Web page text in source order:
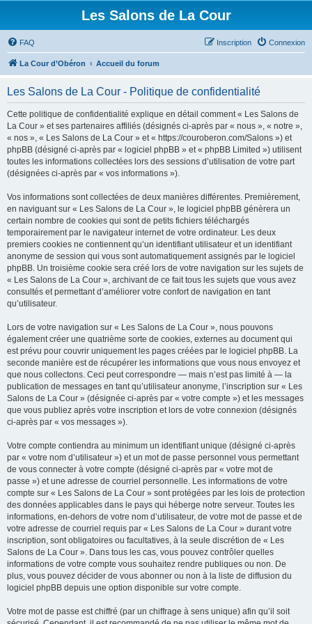
Les Salons de La Cour
FAQ Connexion
Inscription
La Cour d’Obéron Accueil du forum
Les Salons de La Cour - Politique de confidentialité
Cette politique de confidentialité explique en détail comment « Les Salons de
La Cour » et ses partenaires affiliés (désignés ci-après par « nous », « notre »,
« nos », « Les Salons de La Cour » et « https://couroberon.com/Salons ») et
phpBB (désigné ci-après par « logiciel phpBB » et « phpBB Limited ») utilisent
toutes les informations collectées lors des sessions d’utilisation de votre part
(désignées ci-après par « vos informations »).
Vos informations sont collectées de deux manières différentes. Premièrement,
en naviguant sur « Les Salons de La Cour », le logiciel phpBB génèrera un
certain nombre de cookies qui sont de petits fichiers téléchargés
temporairement par le navigateur internet de votre ordinateur. Les deux
premiers cookies ne contiennent qu’un identifiant utilisateur et un identifiant
anonyme de session qui vous sont automatiquement assignés par le logiciel
phpBB. Un troisième cookie sera créé lors de votre navigation sur les sujets de
« Les Salons de La Cour », archivant de ce fait tous les sujets que vous avez
consultés et permettant d’améliorer votre confort de navigation en tant
qu’utilisateur.
Lors de votre navigation sur « Les Salons de La Cour », nous pouvons
également créer une quatrième sorte de cookies, externes au document qui
est prévu pour couvrir uniquement les pages créées par le logiciel phpBB. La
seconde manière est de récupérer les informations que vous nous envoyez et
que nous collectons. Ceci peut correspondre — mais n’est pas limité à — la
publication de messages en tant qu’utilisateur anonyme, l’inscription sur « Les
Salons de La Cour » (désignée ci-après par « votre compte ») et les messages
que vous publiez après votre inscription et lors de votre connexion (désignés
ci-après par « vos messages »).
Votre compte contiendra au minimum un identifiant unique (désigné ci-après
par « votre nom d’utilisateur ») et un mot de passe personnel vous permettant
de vous connecter à votre compte (désigné ci-après par « votre mot de
passe ») et une adresse de courriel personnelle. Les informations de votre
compte sur « Les Salons de La Cour » sont protégées par les lois de protection
des données applicables dans le pays qui héberge notre serveur. Toutes les
informations, en-dehors de votre nom d’utilisateur, de votre mot de passe et de
votre adresse de courriel requis par « Les Salons de La Cour » durant votre
inscription, sont obligatoires ou facultatives, à la seule discrétion de « Les
Salons de La Cour ». Dans tous les cas, vous pouvez contrôler quelles
informations de votre compte vous souhaitez rendre publiques ou non. De
plus, vous pouvez décider de vous abonner ou non à la liste de diffusion du
logiciel phpBB depuis une option disponible sur votre compte.
Votre mot de passe est chiffré (par un chiffrage à sens unique) afin qu’il soit